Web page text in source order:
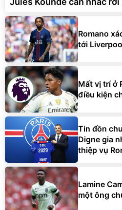
Romano
tới
Mất vị trí ở
điều kiện
Tin đồn
Digne gia
thiệp vụ
Lamine
một ông